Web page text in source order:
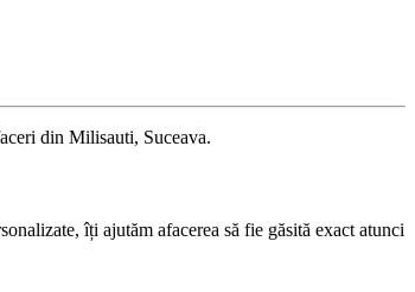
din Milisauti, Suceava.
îți ajutăm afacerea să fie găsită exact atunci